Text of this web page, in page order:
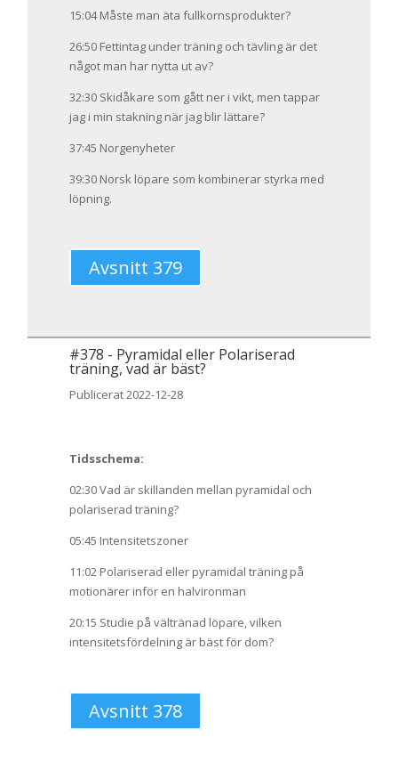
15:04 Måste man äta fullkornsprodukter?
26:50 Fettintag under träning och tävling är det
något man har nytta ut av?
32:30 Skidåkare som gått ner i vikt, men tappar
jag i min stakning när jag blir lättare?
37:45 Norgenyheter
39:30 Norsk löpare som kombinerar styrka med
löpning.
Avsnitt 379
#378 - Pyramidal eller Polariserad
träning, vad är bäst?
Publicerat 2022-12-28
Tidsschema:
02:30 Vad är skillanden mellan pyramidal och
polariserad träning?
05:45 Intensitetszoner
11:02 Polariserad eller pyramidal träning på
motionärer inför en halvironman
20:15 Studie på vältränad löpare, vilken
intensitetsfördelning är bäst för dom?
Avsnitt 378